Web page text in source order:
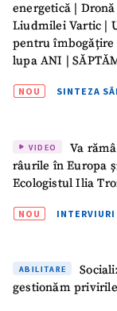
energetică |
Liudmilei Vartic |
pentru
lupa ANI |
NOU SINTEZA
VIDEO
Va
râurile în Europa
Ecologistul Ilia
NOU INTERVIURI
ABILITARE
gestionăm